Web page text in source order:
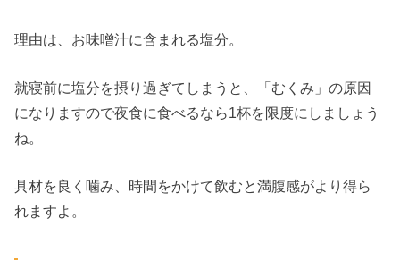
理由は、お味噌汁に含まれる塩分。
就寝前に塩分を摂り過ぎてしまうと、「むくみ」の原因
になりますので夜食に食べるなら1杯を限度にしましょう
ね。
具材を良く噛み、時間をかけて飲むと満腹感がより得ら
れますよ。